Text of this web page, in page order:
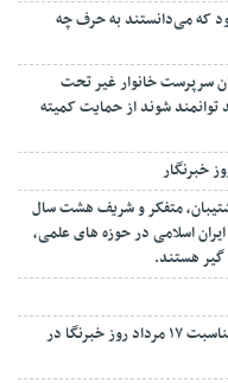
که می‌دانستند به حرف چه
توانمند سازی ۳۵ نفر از زنان سرپرست خانوار غیر تحت
شوند از حمایت کمیته
متفکر و شریف هشت سال
اسلامی در حوزه های علمی،
هستند.
آئین تجلیل از خبرنگاران حوزه سپاه و بسیج به مناسبت ۱۷ مرداد روز خبرنگا در